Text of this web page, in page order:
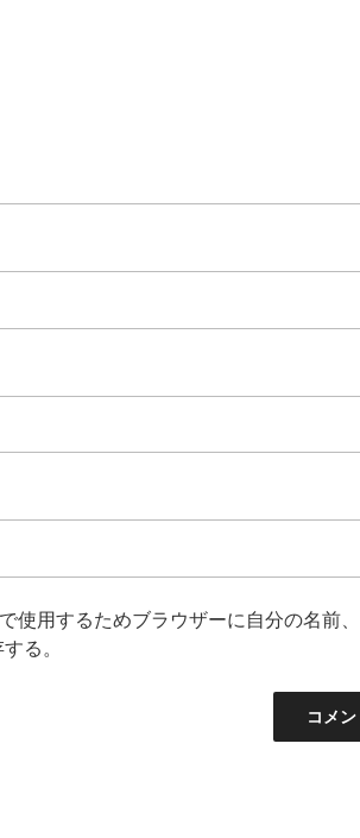
使用するためブラウザーに自分の名前
る。